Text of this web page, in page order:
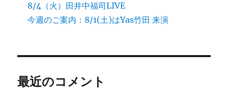
8/4（火）田井中福司LIVE
今週のご案内：8/1(土)はYas竹田 来演
最近のコメント